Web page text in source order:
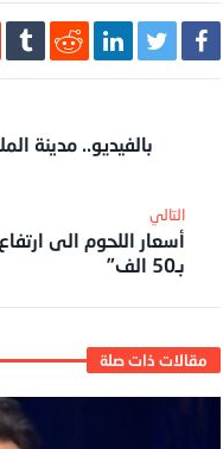
بالفيديو.. مدينة
‎التالي
بـ50 الف”